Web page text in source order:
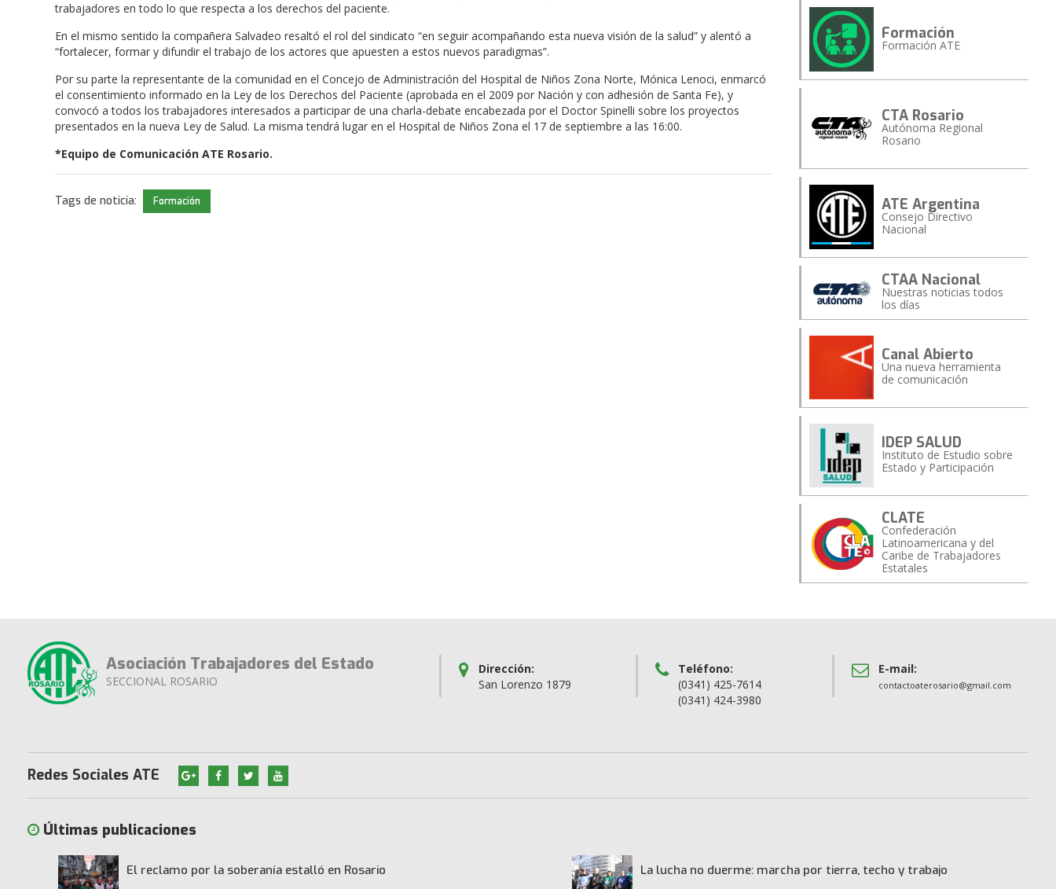
trabajadores en todo lo que respecta a los derechos del paciente.
En el mismo sentido la compañera Salvadeo resaltó el rol del sindicato “en seguir acompañando esta nueva visión de la salud” y alentó a
“fortalecer, formar y difundir el trabajo de los actores que apuesten a estos nuevos paradigmas”.
Por su parte la representante de la comunidad en el Concejo de Administración del Hospital de Niños Zona Norte, Mónica Lenoci, enmarcó
el consentimiento informado en la Ley de los Derechos del Paciente (aprobada en el 2009 por Nación y con adhesión de Santa Fe), y
convocó a todos los trabajadores interesados a participar de una charla-debate encabezada por el Doctor Spinelli sobre los proyectos
presentados en la nueva Ley de Salud. La misma tendrá lugar en el Hospital de Niños Zona el 17 de septiembre a las 16:00.
*Equipo de Comunicación ATE Rosario.
Tags de noticia: Formación
Formación
Formación ATE
CTA Rosario
Autónoma Regional
Rosario
ATE Argentina
Consejo Directivo
Nacional
CTAA Nacional
Nuestras noticias todos
los días
Canal Abierto
Una nueva herramienta
de comunicación
IDEP SALUD
Instituto de Estudio sobre
Estado y Participación
CLATE
Confederación
Latinoamericana y del
Caribe de Trabajadores
Estatales
Asociación Trabajadores del Estado
SECCIONAL ROSARIO
Dirección:
San Lorenzo 1879
Teléfono:
(0341) 425-7614
(0341) 424-3980
E-mail:
contactoaterosario@gmail.com
Redes Sociales ATE
Últimas publicaciones
El reclamo por la soberanía estalló en Rosario La lucha no duerme: marcha por tierra, techo y trabajo